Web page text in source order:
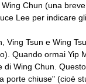
Chun (una
Lee per indicare
Tsun e Wing
Quando ormai Yip
Wing Chun.
porte chiuse" (cioè